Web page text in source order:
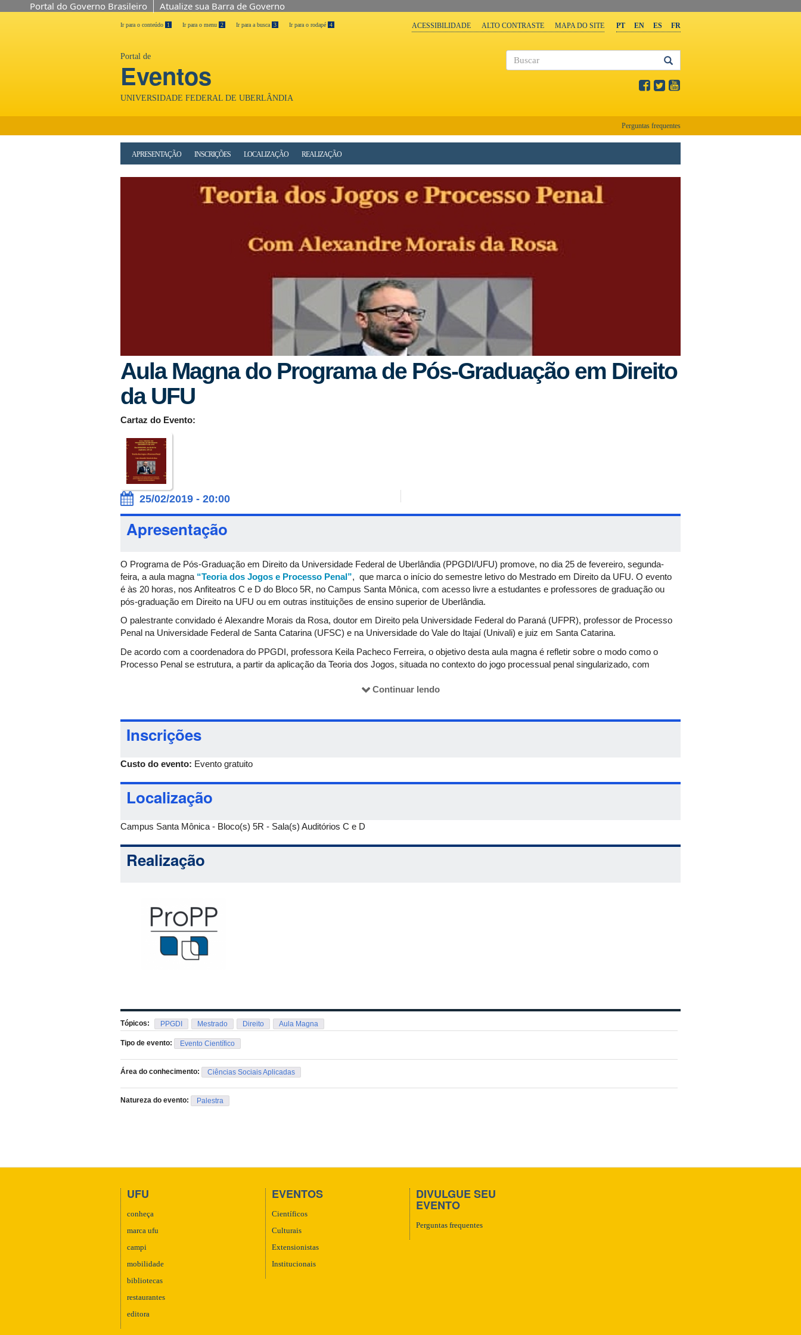
Portal do Governo Brasileiro Atualize sua Barra de Governo
Ir para o conteúdo 1 Ir para o menu 2 Ir para a busca 3 Ir para o rodapé 4 PT EN ES FR
ACESSIBILIDADE ALTO CONTRASTE MAPA DO SITE
Portal de
Eventos
UNIVERSIDADE FEDERAL DE UBERLÂNDIA
Perguntas frequentes
APRESENTAÇÃO INSCRIÇÕES LOCALIZAÇÃO REALIZAÇÃO
Aula Magna do Programa de Pós-Graduação em Direito
da UFU
Cartaz do Evento:
25/02/2019 - 20:00
Apresentação
O Programa de Pós-Graduação em Direito da Universidade Federal de Uberlândia (PPGDI/UFU) promove, no dia 25 de fevereiro, segunda-
feira, a aula magna “Teoria dos Jogos e Processo Penal”, que marca o início do semestre letivo do Mestrado em Direito da UFU. O evento
é às 20 horas, nos Anfiteatros C e D do Bloco 5R, no Campus Santa Mônica, com acesso livre a estudantes e professores de graduação ou
pós-graduação em Direito na UFU ou em outras instituições de ensino superior de Uberlândia.
O palestrante convidado é Alexandre Morais da Rosa, doutor em Direito pela Universidade Federal do Paraná (UFPR), professor de Processo
Penal na Universidade Federal de Santa Catarina (UFSC) e na Universidade do Vale do Itajaí (Univali) e juiz em Santa Catarina.
De acordo com a coordenadora do PPGDI, professora Keila Pacheco Ferreira, o objetivo desta aula magna é refletir sobre o modo como o
Processo Penal se estrutura, a partir da aplicação da Teoria dos Jogos, situada no contexto do jogo processual penal singularizado, com
Continuar lendo
Inscrições
Custo do evento: Evento gratuito
Localização
Campus Santa Mônica - Bloco(s) 5R - Sala(s) Auditórios C e D
Realização
Tópicos: PPGDI Mestrado Direito Aula Magna
Tipo de evento: Evento Científico
Área do conhecimento: Ciências Sociais Aplicadas
Natureza do evento: Palestra
UFU
conheça
marca ufu
campi
mobilidade
bibliotecas
restaurantes
editora
EVENTOS
Científicos
Culturais
Extensionistas
Institucionais
DIVULGUE SEU
EVENTO
Perguntas frequentes